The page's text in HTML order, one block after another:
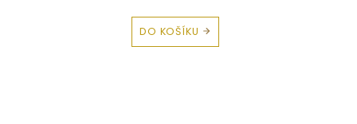
DO KOŠÍKU